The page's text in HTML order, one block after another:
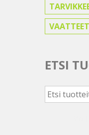
VAATTEET
ETSI
Etsi: